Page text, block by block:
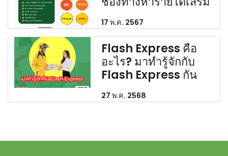
17 พ.ค. 2567
Flash Express คือ
อะไร? มาทำรู้จักกับ
Flash Express กัน
27 พ.ค. 2568